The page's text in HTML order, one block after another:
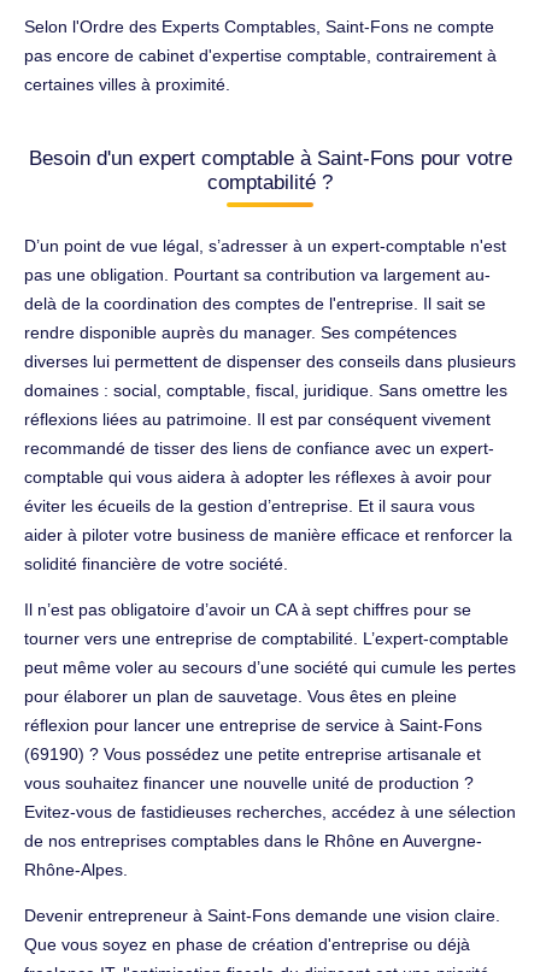
Selon l'Ordre des Experts Comptables, Saint-Fons ne compte
pas encore de cabinet d'expertise comptable, contrairement à
certaines villes à proximité.
Besoin d'un expert comptable à Saint-Fons pour votre
comptabilité ?
D’un point de vue légal, s’adresser à un expert-comptable n'est
pas une obligation. Pourtant sa contribution va largement au-
delà de la coordination des comptes de l'entreprise. Il sait se
rendre disponible auprès du manager. Ses compétences
diverses lui permettent de dispenser des conseils dans plusieurs
domaines : social, comptable, fiscal, juridique. Sans omettre les
réflexions liées au patrimoine. Il est par conséquent vivement
recommandé de tisser des liens de confiance avec un expert-
comptable qui vous aidera à adopter les réflexes à avoir pour
éviter les écueils de la gestion d’entreprise. Et il saura vous
aider à piloter votre business de manière efficace et renforcer la
solidité financière de votre société.
Il n’est pas obligatoire d’avoir un CA à sept chiffres pour se
tourner vers une entreprise de comptabilité. L’expert-comptable
peut même voler au secours d’une société qui cumule les pertes
pour élaborer un plan de sauvetage. Vous êtes en pleine
réflexion pour lancer une entreprise de service à Saint-Fons
(69190) ? Vous possédez une petite entreprise artisanale et
vous souhaitez financer une nouvelle unité de production ?
Evitez-vous de fastidieuses recherches, accédez à une sélection
de nos entreprises comptables dans le Rhône en Auvergne-
Rhône-Alpes.
Devenir entrepreneur à Saint-Fons demande une vision claire.
Que vous soyez en phase de création d'entreprise ou déjà